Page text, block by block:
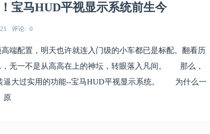
宝马HUD平视显示系统前生今
评论 0
端配置，明天也许就连入门级的小车都已是标配。翻看历
，无一不是从高高在上的神坛，转眼落入凡间。 那么，
逼大过实用的功能--宝马HUD平视显示系统。 为什么一
原